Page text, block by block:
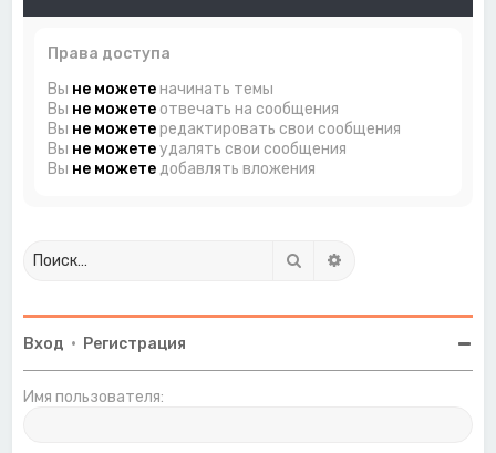
Права доступа
Вы не можетеначинать темы
Вы не можетеотвечать на сообщения
Вы не можетередактировать свои сообщения
Вы не можетеудалять свои сообщения
Вы не можетедобавлять вложения
Поиск
Вход • Регистрация
Имя пользователя: